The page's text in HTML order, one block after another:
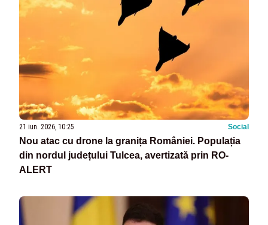
21 iun. 2026, 10:25 Social
Nou atac cu drone la granița României. Populația
din nordul județului Tulcea, avertizată prin RO-
ALERT